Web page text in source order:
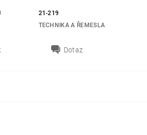
21-219
TECHNIKA A ŘEMESLA
Dotaz